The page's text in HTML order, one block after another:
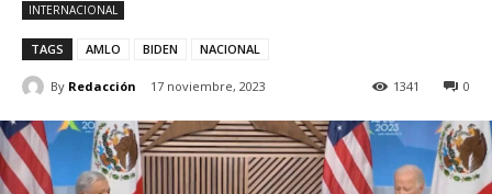
INTERNACIONAL
TAGS AMLO BIDEN NACIONAL
By Redacción 17 noviembre, 2023 0
1341